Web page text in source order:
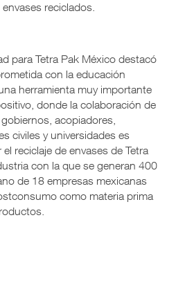
reciclados.
para Tetra Pak México destacó
con la educación
herramienta muy importante
donde la colaboración de
acopiadores,
civiles y universidades es
reciclaje de envases de Tetra
con la que se generan 400
de 18 empresas mexicanas
como materia prima